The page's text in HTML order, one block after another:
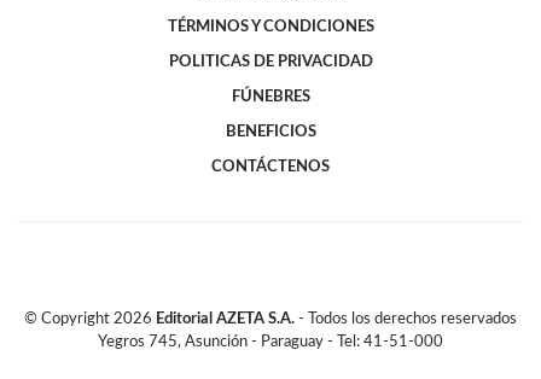
TÉRMINOS Y CONDICIONES
POLITICAS DE PRIVACIDAD
FÚNEBRES
BENEFICIOS
CONTÁCTENOS
© Copyright 2026 Editorial AZETA S.A. - Todos los derechos reservados
Yegros 745, Asunción - Paraguay - Tel: 41-51-000